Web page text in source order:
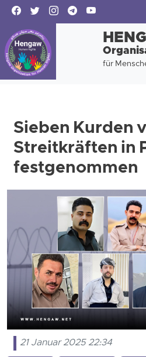
für
Sieben Kurden
Streitkräften in
festgenommen
21 Januar 2025 22:34